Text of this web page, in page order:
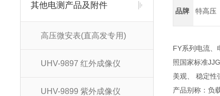
其他电测产品及附件
高压微安表(直高发专用)
UHV-9897 红外成像仪
UHV-9899 紫外成像仪
品牌 特高压
FY系列电流、
照国家标准
美观、 稳定性
产品别称：负